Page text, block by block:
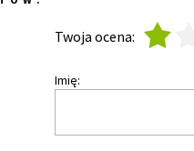
Twoja ocena:
Imię: